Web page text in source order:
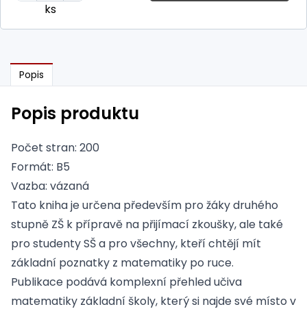
ks
Popis
Popis produktu
Počet stran: 200
Formát: B5
Vazba: vázaná
Tato kniha je určena především pro žáky druhého
stupně ZŠ k přípravě na přijímací zkoušky, ale také
pro studenty SŠ a pro všechny, kteří chtějí mít
základní poznatky z matematiky po ruce.
Publikace podává komplexní přehled učiva
matematiky základní školy, který si najde své místo v